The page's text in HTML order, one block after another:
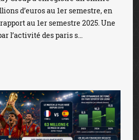
d’euros au 1er semestre, en
au 1er semestre 2025. Une
l’activité des paris s...